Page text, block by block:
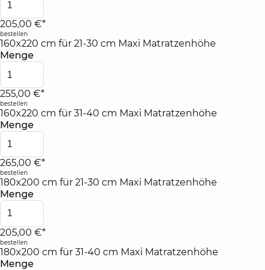
205,00 €*
bestellen
160x220 cm für 21-30 cm Maxi Matratzenhöhe
Menge
255,00 €*
bestellen
160x220 cm für 31-40 cm Maxi Matratzenhöhe
Menge
265,00 €*
bestellen
180x200 cm für 21-30 cm Maxi Matratzenhöhe
Menge
205,00 €*
bestellen
180x200 cm für 31-40 cm Maxi Matratzenhöhe
Menge